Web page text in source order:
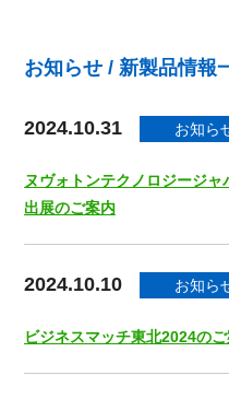
お知らせ / 新製品情報
2024.10.31 お知ら
ヌヴォトンテクノロジージ
出展のご案内
2024.10.10 お知ら
ビジネスマッチ東北2024の